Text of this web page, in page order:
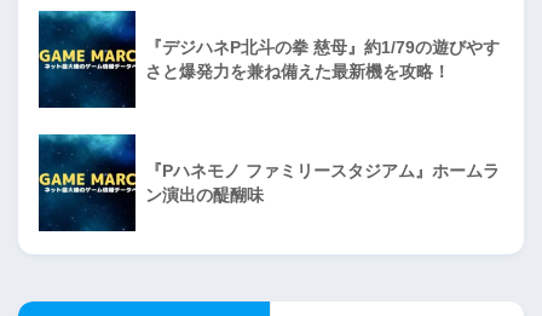
『デジハネP北斗の拳 慈母』約1/79の遊びやす
さと爆発力を兼ね備えた最新機を攻略！
『Pハネモノ ファミリースタジアム』ホームラ
ン演出の醍醐味